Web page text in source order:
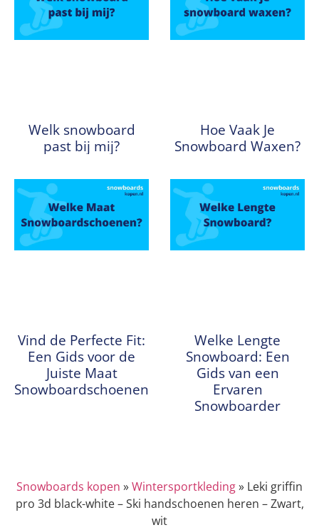
Welk snowboard
past bij mij?
Hoe Vaak Je
Snowboard Waxen?
Vind de Perfecte Fit:
Een Gids voor de
Juiste Maat
Snowboardschoenen
Welke Lengte
Snowboard: Een
Gids van een
Ervaren
Snowboarder
Snowboards kopen »Wintersportkleding» Leki griffin
pro 3d black-white – Ski handschoenen heren – Zwart,
wit